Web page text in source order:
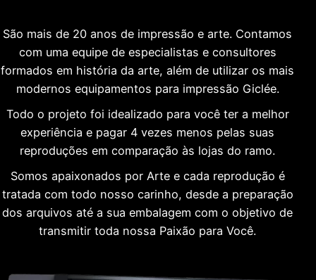
São mais de 20 anos de impressão e arte. Contamos
com uma equipe de especialistas e consultores
formados em história da arte, além de utilizar os mais
modernos equipamentos para impressão Giclée.
Todo o projeto foi idealizado para você ter a melhor
experiência e pagar 4 vezes menos pelas suas
reproduções em comparação às lojas do ramo.
Somos apaixonados por Arte e cada reprodução é
tratada com todo nosso carinho, desde a preparação
dos arquivos até a sua embalagem com o objetivo de
transmitir toda nossa Paixão para Você.